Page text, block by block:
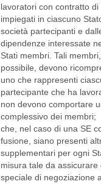
lavoratori con contratto
impiegati in ciascuno
società partecipanti e
dipendenze interessate
Stati membri. Tali
possibile, devono
uno che rappresenti
partecipante che ha
non devono comportare
complessivo dei membri;
che, nel caso di una SE
fusione, siano presenti
supplementari per ogni
misura tale da assicurare
speciale di negoziazione